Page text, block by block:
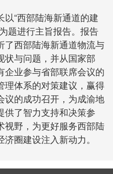
“西部陆海新通道的建
题进行主旨报告。报告
了西部陆海新通道物流与
状与问题，并从国家部
企业参与省部联席会议的
理体系的对策建议，赢得
议的成功召开，为成渝地
供了智力支持和决策参
视野，为更好服务西部陆
圈建设注入新动力。